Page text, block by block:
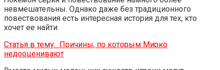
невмешательны. Однако даже без традиционного
повествования есть интересная история для тех, кто
хочет ее найти.
Статья в тему: Причины, по которым Мирко
недооценивают